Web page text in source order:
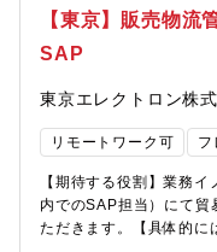
検討を行っていただき
クトについても継続的
捉えた事業展開を目指し
ズや新規事業化が可能な
だきます。現状の課題が
拓）となっており、今
ト推進にあたっては、
の調整も不可欠となるた
められます。また、新規
【東京】販売物流
SAP
東京エレクトロン株
リモートワーク可 フ
【期待する役割】業務
内でのSAP担当）にて
ただきます。【具体的